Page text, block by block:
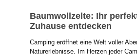
Baumwollzelte: Ihr
Zuhause entdecken
Camping eröffnet eine Welt voller
Naturerlebnisse. Im Herzen jeder